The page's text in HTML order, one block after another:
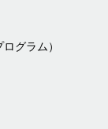
グラム）